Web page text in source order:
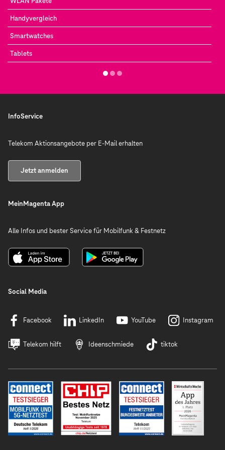
Handyvergleich
Smartwatches
Tablets
InfoService
Telekom Aktionsangebote per E-Mail erhalten
Jetzt anmelden
MeinMagenta App
Alle Infos und bester Service für Mobilfunk & Festnetz
Social Media
Facebook LinkedIn YouTube Instagram
Telekom hilft Ideenschmiede tiktok